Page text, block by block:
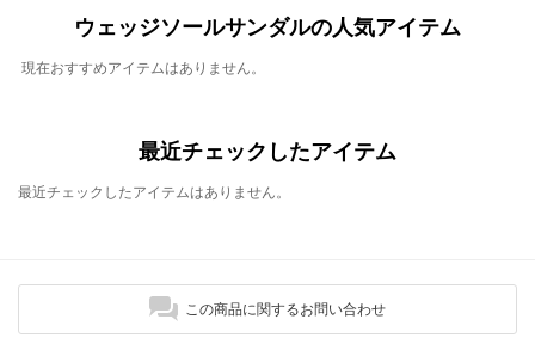
ウェッジソールサンダルの人気アイテム
現在おすすめアイテムはありません。
最近チェックしたアイテム
最近チェックしたアイテムはありません。
この商品に関するお問い合わせ